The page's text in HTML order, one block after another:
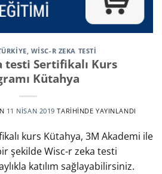
WISC-R ZEKA TESTI
testi Sertifikalı Kurs
Kütahya
11 NISAN 2019 TARIHINDE YAYINLANDI
kurs Kütahya, 3M Akademi ile
şekilde Wisc-r zeka testi
katılım sağlayabilirsiniz.